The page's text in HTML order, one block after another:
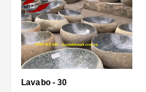
Lavabo - 30